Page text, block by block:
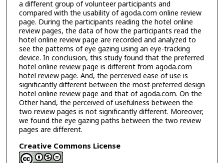
a different group of volunteer participants and
compared with the usability of agoda.com online review
page. During the participants reading the hotel online
review pages, the data of how the participants read the
hotel online review page are recorded and analyzed to
see the patterns of eye gazing using an eye-tracking
device. In conclusion, this study found that the preferred
hotel online review page is different from agoda.com
hotel review page. And, the perceived ease of use is
significantly different between the most preferred design
hotel online review page and that of agoda.com. On the
Other hand, the perceived of usefulness between the
two review pages is not significantly different. Moreover,
we found the eye gazing paths between the two review
pages are different.
Creative Commons License